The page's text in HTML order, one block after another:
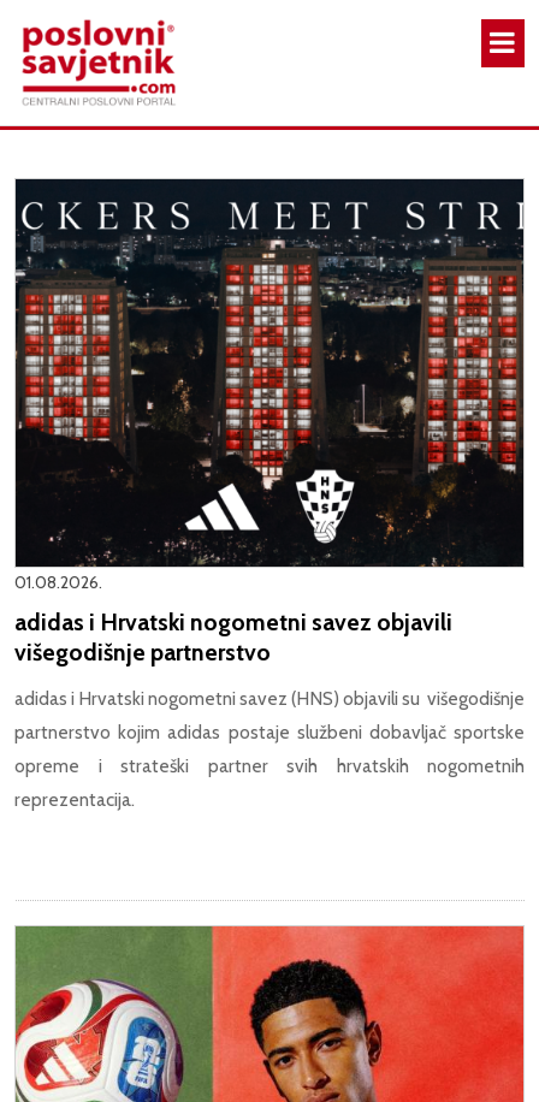
01.08.2026.
adidas i Hrvatski nogometni savez objavili
višegodišnje partnerstvo
adidas i Hrvatski nogometni savez (HNS) objavili su višegodišnje
partnerstvo kojim adidas postaje službeni dobavljač sportske
opreme i strateški partner svih hrvatskih nogometnih
reprezentacija.